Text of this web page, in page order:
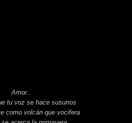
Amor..
tu voz se hace susurros
como volcán que vocifera